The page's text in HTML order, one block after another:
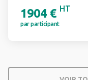
1904 € HT
par participant